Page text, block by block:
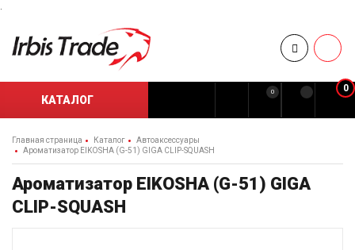
.
КАТАЛОГ
0 0
Главная страница Каталог
Автоаксессуары
Ароматизатор EIKOSHA (G-51) GIGA CLIP-SQUASH
Ароматизатор EIKOSHA (G-51) GIGA
CLIP-SQUASH